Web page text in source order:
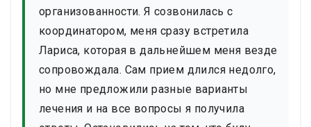
организованности. Я созвонилась с
координатором, меня сразу встретила
Лариса, которая в дальнейшем меня везде
сопровождала. Сам прием длился недолго,
но мне предложили разные варианты
лечения и на все вопросы я получила